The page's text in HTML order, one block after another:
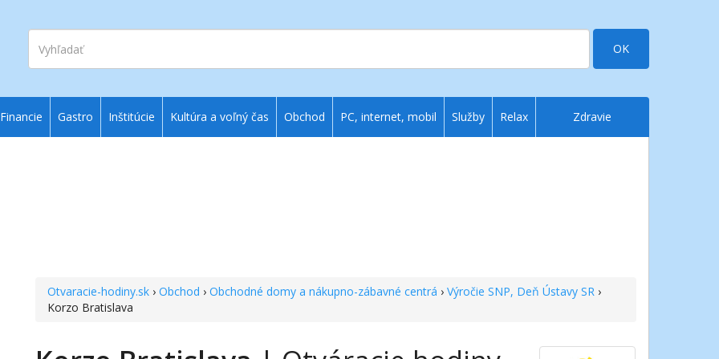
Vyhľadať
OK
Otvaracie-hodiny.sk ›Obchod ›Obchodné domy a nákupno-zábavné centrá ›Výročie SNP, Deň Ústavy SR ›
Korzo Bratislava
Financie Gastro Inštitúcie Kultúra a voľný čas Obchod PC, internet, mobil Služby Relax Zdravie